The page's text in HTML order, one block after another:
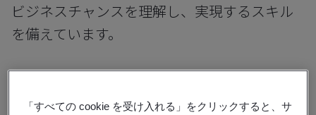
ビジネスチャンスを理解し、実現するスキル
を備えています。
「すべての cookie を受け入れる」をクリックすると、サ